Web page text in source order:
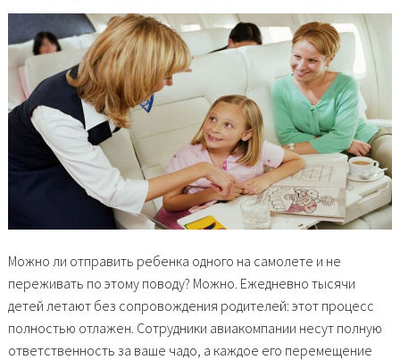
Можно ли отправить ребенка одного на самолете и не
переживать по этому поводу? Можно. Ежедневно тысячи
детей летают без сопровождения родителей: этот процесс
полностью отлажен. Сотрудники авиакомпании несут полную
ответственность за ваше чадо, а каждое его перемещение